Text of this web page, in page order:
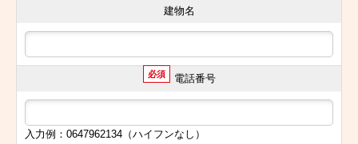
建物名
必須 電話番号
入力例：0647962134（ハイフンなし）